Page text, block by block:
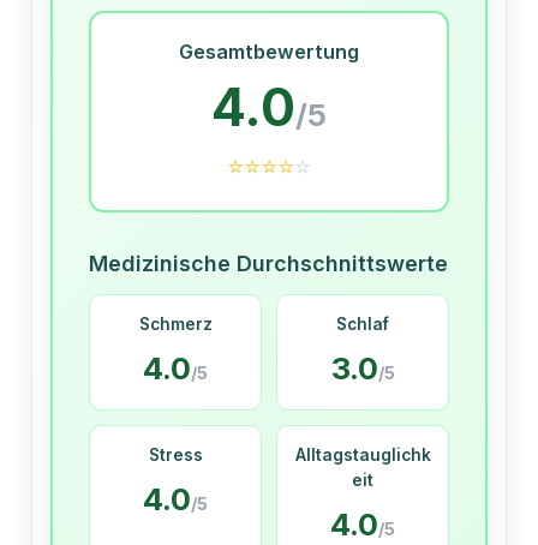
Gesamtbewertung
4.0/5
⭐⭐⭐⭐⭐
Medizinische Durchschnittswerte
Schmerz
4.0/5
Schlaf
3.0/5
Stress
4.0/5
Alltagstauglichk
eit
4.0/5